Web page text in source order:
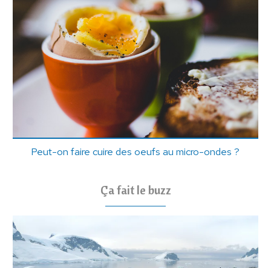
Peut-on faire cuire des oeufs au micro-ondes ?
Ça fait le buzz